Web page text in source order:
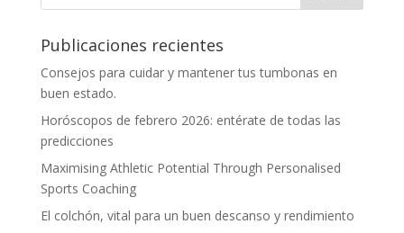
Publicaciones recientes
Consejos para cuidar y mantener tus tumbonas en
buen estado.
Horóscopos de febrero 2026: entérate de todas las
predicciones
Maximising Athletic Potential Through Personalised
Sports Coaching
El colchón, vital para un buen descanso y rendimiento